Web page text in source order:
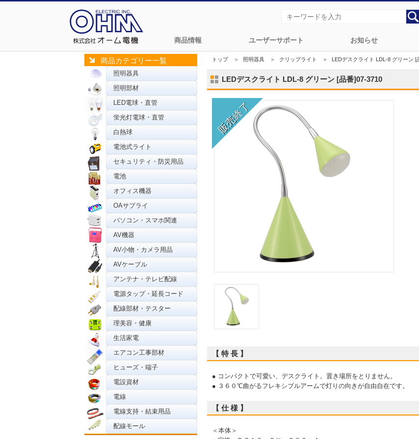
商品情報 ユーザーサポート お知らせ
商品カテゴリー一覧
照明器具
照明部材
LED電球・直管
蛍光灯電球・直管
白熱球
電池式ライト
セキュリティ・防災用品
電池
オフィス機器
OAサプライ
パソコン・スマホ関連
AV機器
AV小物・カメラ用品
AVケーブル
アンテナ・テレビ配線
電源タップ・延長コード
配線部材・テスター
理美容・健康
生活家電
エアコン工事部材
ヒューズ・端子
電設資材
電線
電線支持・結束用品
配線モール
トップ＞ 照明器具 ＞ クリップライト ＞ LEDデスクライト LDL-8 グリーン [
LEDデスクライト LDL-8 グリーン [品番]07-3710
【 特 長 】
● コンパクトで可愛い、デスクライト。置き場所をとりません。
● ３６０℃曲がるフレキシブルアームで灯りの向きが自由自在です。
【 仕 様 】
＜本体＞